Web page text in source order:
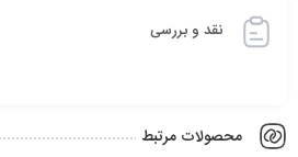
نقد و بررسی
محصولات مرتبط